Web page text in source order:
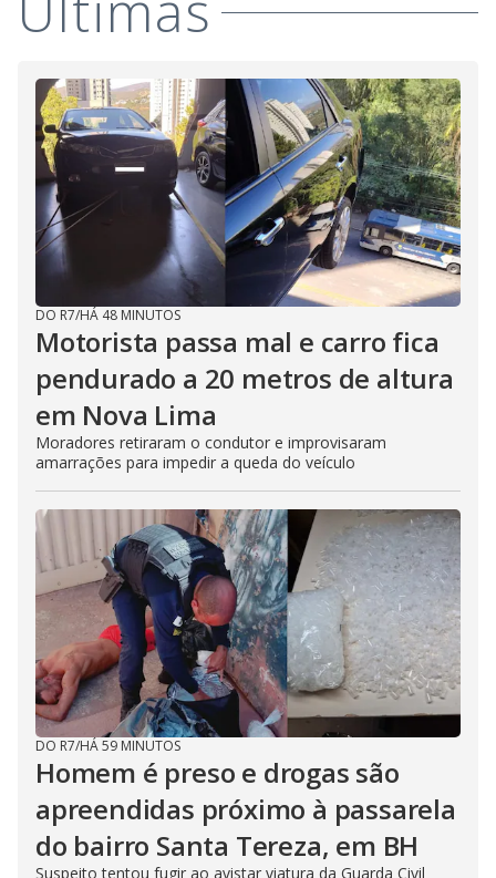
DO R7/HÁ 48 MINUTOS
Motorista passa mal e carro fica
pendurado a 20 metros de altura
em Nova Lima
Moradores retiraram o condutor e improvisaram
amarrações para impedir a queda do veículo
DO R7/HÁ 59 MINUTOS
Homem é preso e drogas são
apreendidas próximo à passarela
do bairro Santa Tereza, em BH
Suspeito tentou fugir ao avistar viatura da Guarda Civil